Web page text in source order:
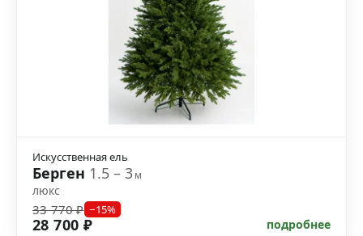
Искусственная ель
Берген 1.5 – 3м
люкс
33 770 ₽ −15%
28 700 ₽ подробнее